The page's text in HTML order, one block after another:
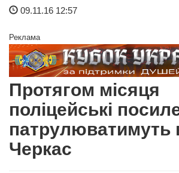
09.11.16 12:57
Реклама
Протягом місяця
поліцейські
патрулюватимуть
Черкас